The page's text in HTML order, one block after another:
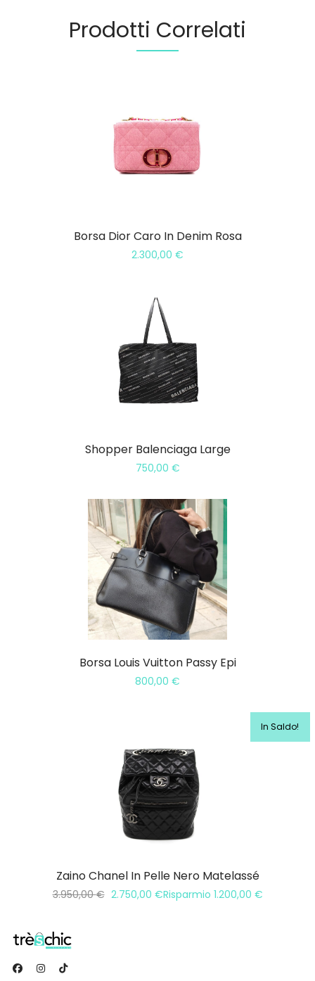
Prodotti Correlati
Borsa Dior Caro In Denim Rosa
2.300,00 €
Shopper Balenciaga Large
750,00 €
Borsa Louis Vuitton Passy Epi
800,00 €
In Saldo!
Zaino Chanel In Pelle Nero Matelassé
3.950,00€ 2.750,00 €Risparmio 1.200,00 €